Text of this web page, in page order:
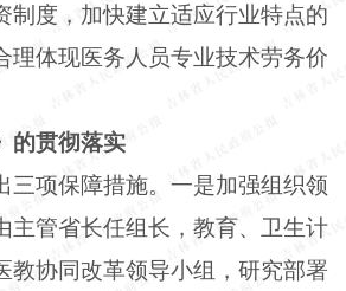
制度，加快建立适应行业特点的
理体现医务人员专业技术劳务价
的贯彻落实
项保障措施。一是加强组织领
主管省长任组长，教育、卫生计
教协同改革领导小组，研究部署